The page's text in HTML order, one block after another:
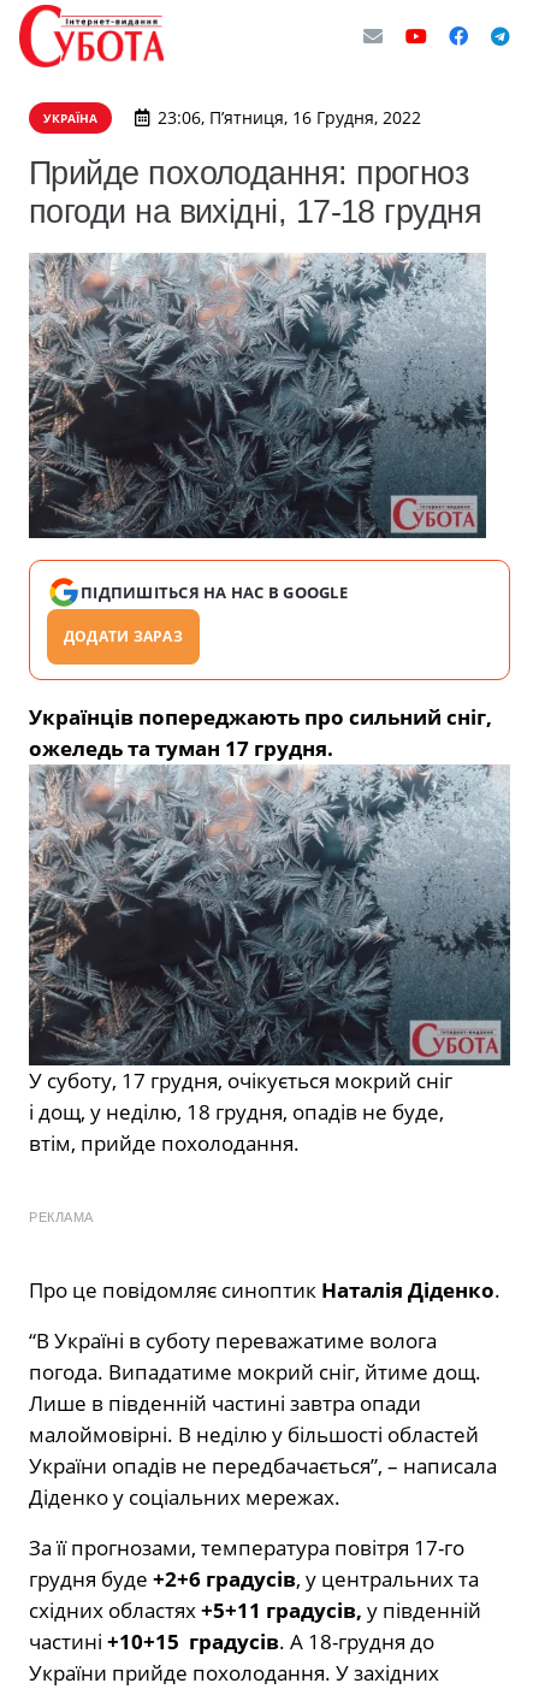
УКРАЇНА 23:06, П’ятниця, 16 Грудня, 2022
Прийде похолодання: прогноз
погоди на вихідні, 17-18 грудня
ПІДПИШІТЬСЯ НА НАС В GOOGLE
ДОДАТИ ЗАРАЗ
Українців попереджають про сильний сніг,
ожеледь та туман 17 грудня.
У суботу, 17 грудня, очікується мокрий сніг
і дощ, у неділю, 18 грудня, опадів не буде,
втім, прийде похолодання.
РЕКЛАМА
Про це повідомляє синоптик Наталія Діденко.
“В Україні в суботу переважатиме волога
погода. Випадатиме мокрий сніг, йтиме дощ.
Лише в південній частині завтра опади
малоймовірні. В неділю у більшості областей
України опадів не передбачається”, – написала
Діденко у соціальних мережах.
За її прогнозами, температура повітря 17-го
грудня буде +2+6 градусів, у центральних та
східних областях+5+11 градусів, у південній
частині +10+15 градусів. А 18-грудня до
України прийде похолодання. У західних